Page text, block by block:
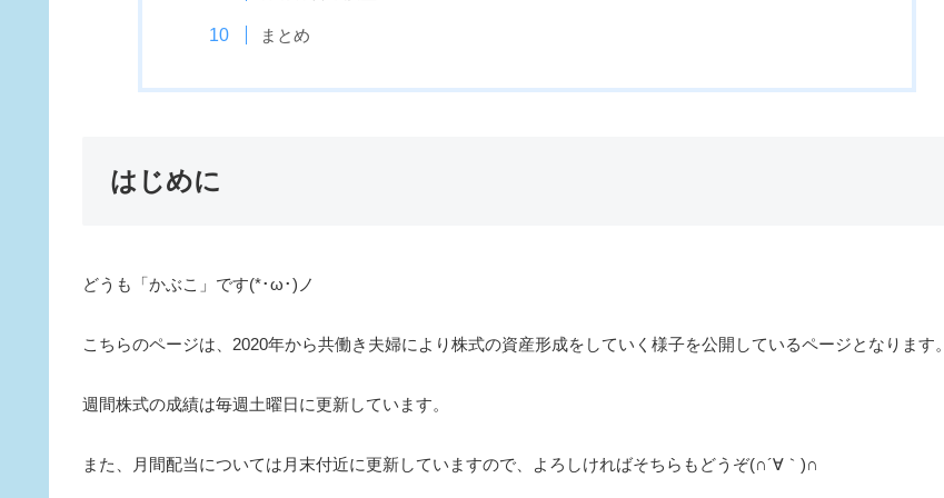
まとめ
はじめに
どうも「かぶこ」です(*･ω･)ノ
こちらのページは、2020年から共働き夫婦により株式の資産形成をしていく様子を公開しているページとなります。
週間株式の成績は毎週土曜日に更新しています。
また、月間配当については月末付近に更新していますので、よろしければそちらもどうぞ(∩´∀｀)∩